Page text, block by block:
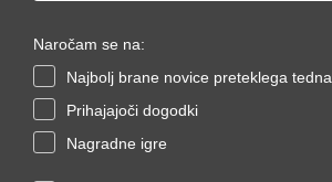
Naročam se na:
Najbolj brane novice preteklega tedna
Prihajajoči dogodki
Nagradne igre